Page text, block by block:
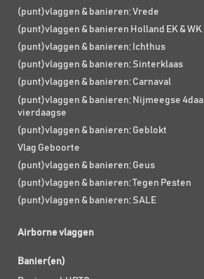
(punt)vlaggen & banieren; Vrede
(punt)vlaggen & banieren Holland EK & WK
(punt)vlaggen & banieren; Ichthus
(punt)vlaggen & banieren; Sinterklaas
(punt)vlaggen & banieren; Carnaval
(punt)vlaggen & banieren; Nijmeegse
vierdaagse
(punt)vlaggen & banieren; Geblokt
Vlag Geboorte
(punt)vlaggen & banieren; Geus
(punt)vlaggen & banieren; Tegen Pesten
(punt)vlaggen & banieren; SALE
Airborne vlaggen
Banier(en)